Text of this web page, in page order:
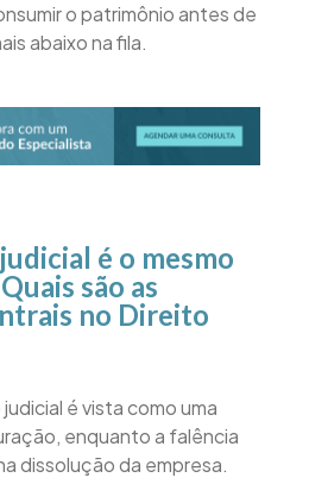
o patrimônio antes de
abaixo na fila.
é o mesmo
são as
no Direito
é vista como uma
enquanto a falência
dissolução da empresa.